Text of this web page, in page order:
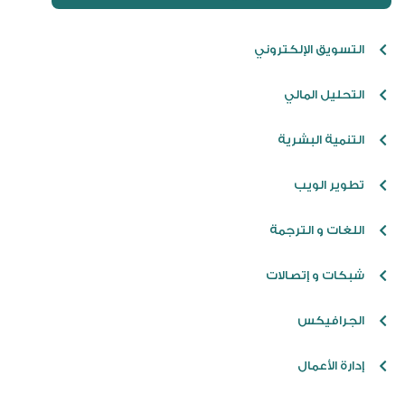
التسويق الإلكتروني
التحليل المالي
التنمية البشرية
تطوير الويب
اللغات و الترجمة
شبكات و إتصالات
الجرافيكس
إدارة الأعمال